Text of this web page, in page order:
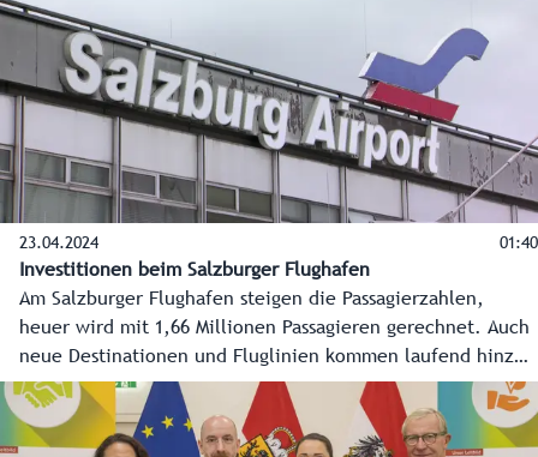
23.04.2024 01:40
Investitionen beim Salzburger Flughafen
Am Salzburger Flughafen steigen die Passagierzahlen,
heuer wird mit 1,66 Millionen Passagieren gerechnet. Auch
neue Destinationen und Fluglinien kommen laufend hinzu.
Für den Wirtschafts- und Jobmotor Salzburg Airport stehen
auch sehr große Investitionen an. Die gesamte
Terminallandschaft wir ab 2026 erneuert.